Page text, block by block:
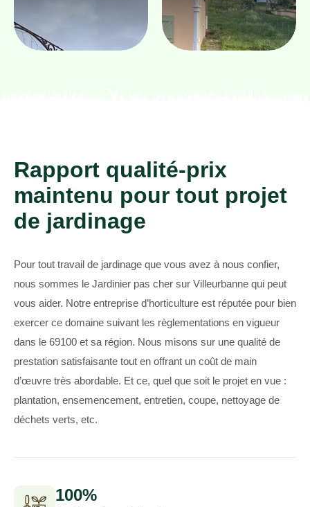
Rapport qualité-prix
maintenu pour tout projet
de jardinage
Pour tout travail de jardinage que vous avez à nous confier,
nous sommes le Jardinier pas cher sur Villeurbanne qui peut
vous aider. Notre entreprise d’horticulture est réputée pour bien
exercer ce domaine suivant les règlementations en vigueur
dans le 69100 et sa région. Nous misons sur une qualité de
prestation satisfaisante tout en offrant un coût de main
d’œuvre très abordable. Et ce, quel que soit le projet en vue :
plantation, ensemencement, entretien, coupe, nettoyage de
déchets verts, etc.
100%